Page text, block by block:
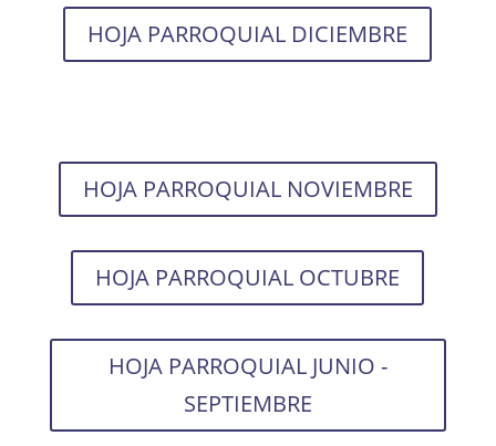
HOJA PARROQUIAL DICIEMBRE
HOJA PARROQUIAL NOVIEMBRE
HOJA PARROQUIAL OCTUBRE
HOJA PARROQUIAL JUNIO -
SEPTIEMBRE